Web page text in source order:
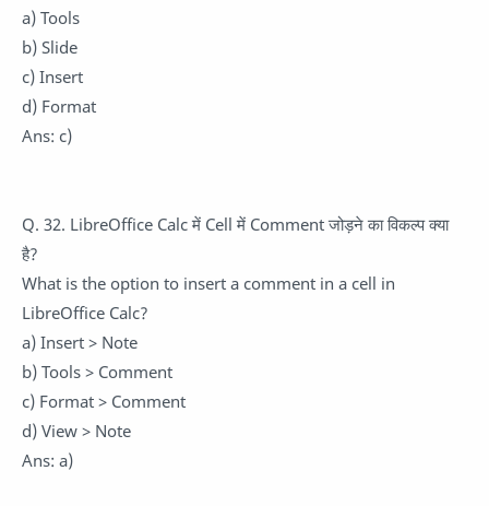
a) Tools
b) Slide
c) Insert
d) Format
Ans: c)
Q. 32. LibreOffice Calc में Cell में Comment जोड़ने का विकल्प क्या
है?
What is the option to insert a comment in a cell in
LibreOffice Calc?
a) Insert > Note
b) Tools > Comment
c) Format > Comment
d) View > Note
Ans: a)